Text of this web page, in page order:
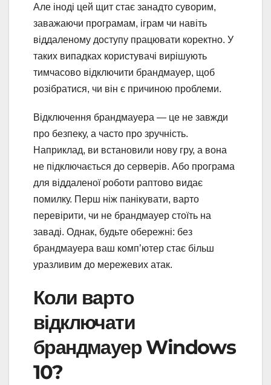
Але іноді цей щит стає занадто суворим,
заважаючи програмам, іграм чи навіть
віддаленому доступу працювати коректно. У
таких випадках користувачі вирішують
тимчасово відключити брандмауер, щоб
розібратися, чи він є причиною проблеми.
Відключення брандмауера — це не завжди
про безпеку, а часто про зручність.
Наприклад, ви встановили нову гру, а вона
не підключається до серверів. Або програма
для віддаленої роботи раптово видає
помилку. Перш ніж панікувати, варто
перевірити, чи не брандмауер стоїть на
заваді. Однак, будьте обережні: без
брандмауера ваш комп’ютер стає більш
уразливим до мережевих атак.
Коли варто
відключати
брандмауер Windows
10?